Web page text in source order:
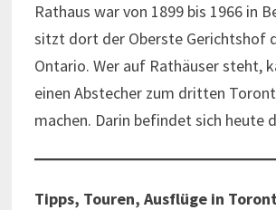
Rathaus war von 1899 bis 1966 in
sitzt dort der Oberste Gerichtshof
Ontario. Wer auf Rathäuser steht,
einen Abstecher zum dritten
machen. Darin befindet sich heute
Tipps, Touren, Ausflüge in